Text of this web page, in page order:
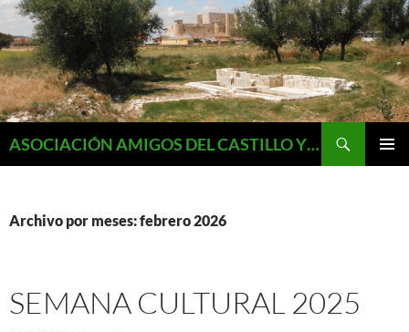
Saltar
al
contenido
ASOCIACIÓN AMIGOS DEL CASTILLO Y MONUMENTOS DE FUENTES DE VALDEPERO
Archivo por meses: febrero 2026
SEMANA CULTURAL 2025